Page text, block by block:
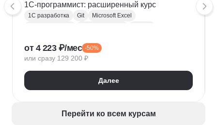
1C-программист: расширенный курс
1С разработка Git
Microsoft Excel
Конфигурирование 1С
от 4 223 ₽/мес -50%
или сразу 129 200 ₽
Далее
Перейти ко всем курсам